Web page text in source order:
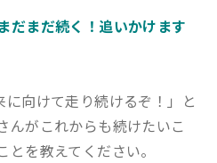
だまだ続く！追いかけます
に向けて走り続けるぞ！」と
んがこれからも続けたいこ
を教えてください。